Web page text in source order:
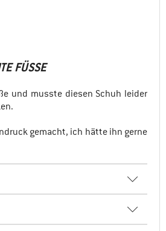
mich, dass meine Bilder
haben...
FÜSSE
und musste diesen Schuh leider
gemacht, ich hätte ihn gerne